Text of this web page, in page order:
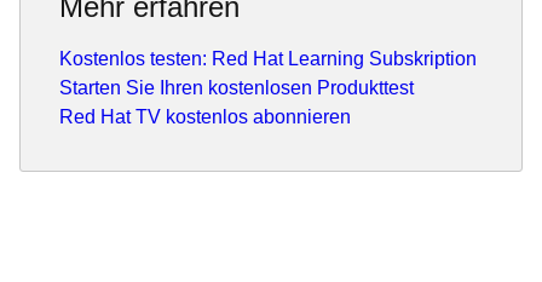
Mehr erfahren
Kostenlos testen: Red Hat Learning Subskription
Starten Sie Ihren kostenlosen Produkttest
Red Hat TV kostenlos abonnieren